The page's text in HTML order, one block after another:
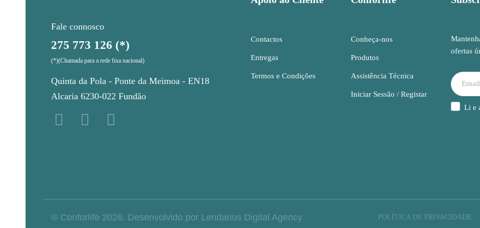
Fale connosco
275 773 126 (*)
(*)(Chamada para a rede fixa nacional)
Quinta da Pola - Ponte da Meimoa - EN18
Alcaria 6230-022 Fundão
Contactos
Entregas
Termos e Condições
Conheça-nos
Produtos
Assistência Técnica
Iniciar Sessão / Registar
ofertas
Li e
© Conforlife 2026. Desenvolvido por Lendarius Digital Agency POLÍTICA DE PRIVACIDADE